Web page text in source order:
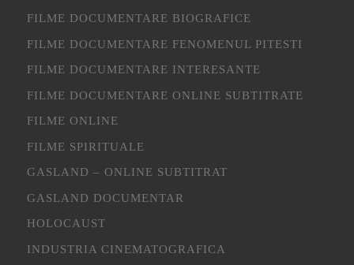
FILME DOCUMENTARE BIOGRAFICE
FILME DOCUMENTARE FENOMENUL PITESTI
FILME DOCUMENTARE INTERESANTE
FILME DOCUMENTARE ONLINE SUBTITRATE
FILME ONLINE
FILME SPIRITUALE
GASLAND – ONLINE SUBTITRAT
GASLAND DOCUMENTAR
HOLOCAUST
INDUSTRIA CINEMATOGRAFICA